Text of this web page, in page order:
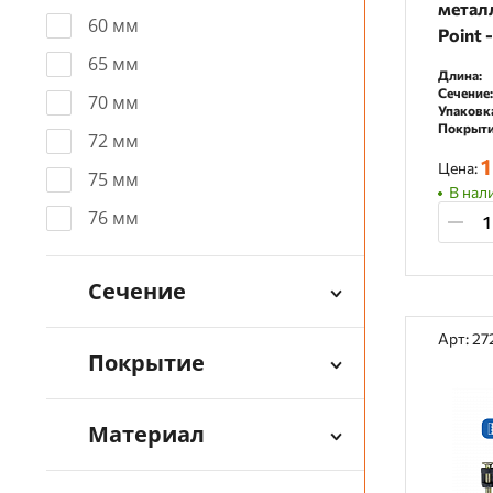
60 мм
65 мм
70 мм
72 мм
75 мм
76 мм
Сечение
Покрытие
Материал
Point
Длина:
Сечение:
Цена:
В
Арт: